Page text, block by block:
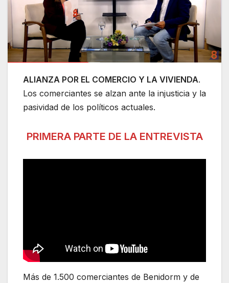
ALIANZA POR EL COMERCIO Y LA VIVIENDA.
Los comerciantes se alzan ante la injusticia y la
pasividad de los políticos actuales.
PRIMERA PARTE DE LA ENTREVISTA
Más de 1.500 comerciantes de Benidorm y de